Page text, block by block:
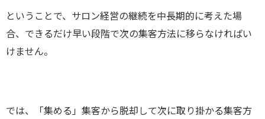
ということで、サロン経営の継続を中長期的に考えた場
合、できるだけ早い段階で次の集客方法に移らなければい
けません。
では、「集める」集客から脱却して次に取り掛かる集客方